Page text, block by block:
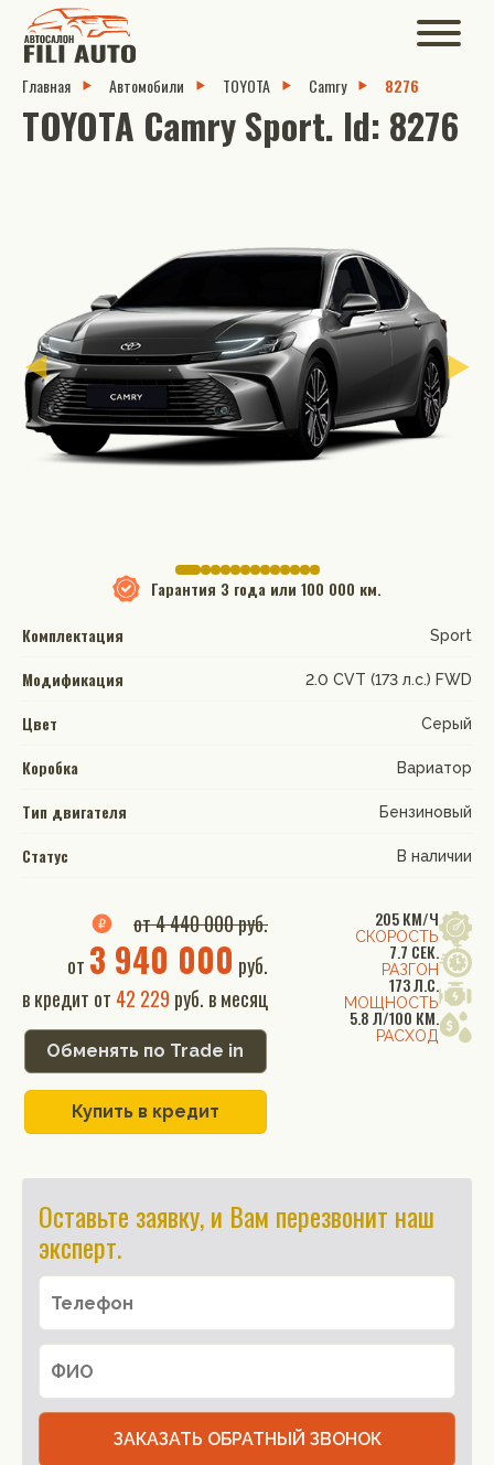
Главная Автомобили TOYOTA Camry 8276
TOYOTA Camry Sport. Id: 8276
Гарантия 3 года или 100 000 км.
Комплектация
Sport
Модификация 2.0 CVT (173 л.с.) FWD
Цвет Серый
Коробка Вариатор
Тип двигателя Бензиновый
Статус В наличии
205 КМ/Ч
СКОРОСТЬ
7.7 СЕК.
РАЗГОН
173 Л.С.
МОЩНОСТЬ
5.8 Л/100 КМ.
РАСХОД
от 4 440 000 руб.
от 3 940 000 руб.
в кредит от 42 229 руб. в месяц
Обменять по Trade in
Купить в кредит
Оставьте заявку, и Вам перезвонит наш
эксперт.
ЗАКАЗАТЬ ОБРАТНЫЙ ЗВОНОК